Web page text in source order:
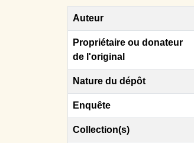
Auteur
Propriétaire ou donateur
de l'original
Nature du dépôt
Enquête
Collection(s)